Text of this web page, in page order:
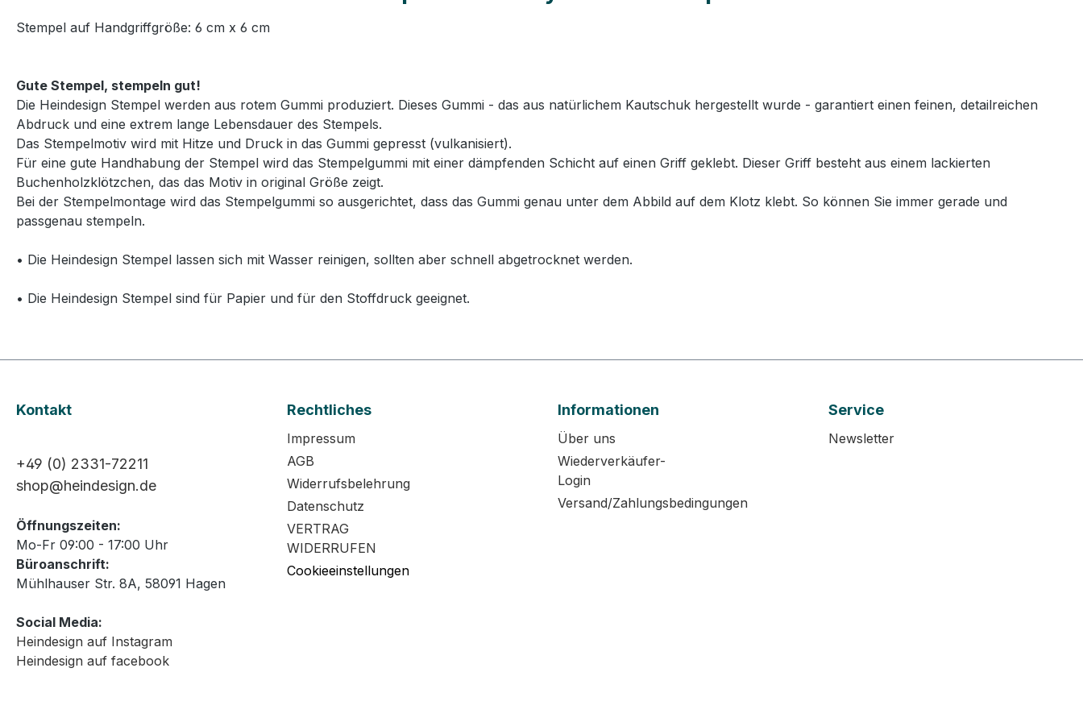
Stempel auf Handgriffgröße: 6 cm x 6 cm
Gute Stempel, stempeln gut!
Die Heindesign Stempel werden aus rotem Gummi produziert. Dieses Gummi - das aus natürlichem Kautschuk hergestellt wurde - garantiert einen feinen, detailreichen
Abdruck und eine extrem lange Lebensdauer des Stempels.
Das Stempelmotiv wird mit Hitze und Druck in das Gummi gepresst (vulkanisiert).
Für eine gute Handhabung der Stempel wird das Stempelgummi mit einer dämpfenden Schicht auf einen Griff geklebt. Dieser Griff besteht aus einem lackierten
Buchenholzklötzchen, das das Motiv in original Größe zeigt.
Bei der Stempelmontage wird das Stempelgummi so ausgerichtet, dass das Gummi genau unter dem Abbild auf dem Klotz klebt. So können Sie immer gerade und
passgenau stempeln.
• Die Heindesign Stempel lassen sich mit Wasser reinigen, sollten aber schnell abgetrocknet werden.
• Die Heindesign Stempel sind für Papier und für den Stoffdruck geeignet.
Kontakt
+49 (0) 2331-72211
shop@heindesign.de
Öffnungszeiten:
Mo-Fr 09:00 - 17:00 Uhr
Büroanschrift:
Mühlhauser Str. 8A, 58091 Hagen
Social Media:
Heindesign auf Instagram
Heindesign auf facebook
Rechtliches
Impressum
AGB
Widerrufsbelehrung
Datenschutz
VERTRAG
WIDERRUFEN
Cookieeinstellungen
Informationen
Über uns
Wiederverkäufer-
Login
Versand/Zahlungsbedingungen
Service
Newsletter